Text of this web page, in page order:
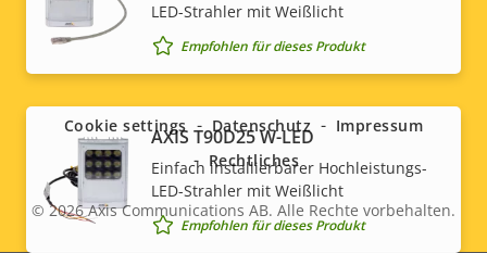
LED-Strahler mit Weißlicht
Empfohlen für dieses Produkt
AXIS T90D25 W-LED
Einfach installierbarer Hochleistungs-
LED-Strahler mit Weißlicht
Empfohlen für dieses Produkt
Social
menu
Legal
© 2026Axis Communications AB. Alle Rechte vorbehalten.
Cookie settings Datenschutz
Impressum
Rechtliches